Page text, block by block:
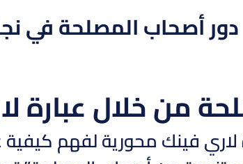
دور أصحاب المصلحة في
من خلال عبارة
لاري فينك محورية لفهم